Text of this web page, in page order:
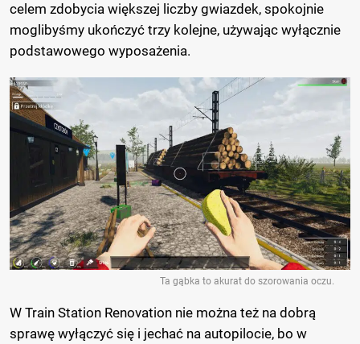
celem zdobycia większej liczby gwiazdek, spokojnie
moglibyśmy ukończyć trzy kolejne, używając wyłącznie
podstawowego wyposażenia.
Ta gąbka to akurat do szorowania oczu.
W Train Station Renovation nie można też na dobrą
sprawę wyłączyć się i jechać na autopilocie, bo w